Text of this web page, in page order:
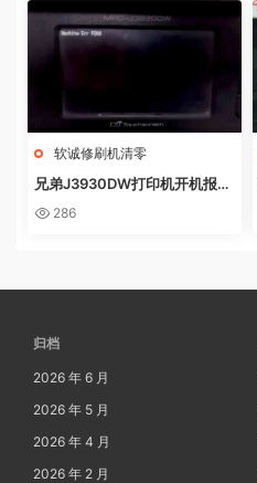
软诚修刷机清零
兄弟J3930DW打印机开机报错
Machine Err FE00远程操作快
286
归档
2026 年 6 月
2026 年 5 月
2026 年 4 月
2026 年 2 月